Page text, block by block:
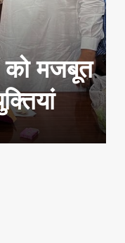
को मजबूत